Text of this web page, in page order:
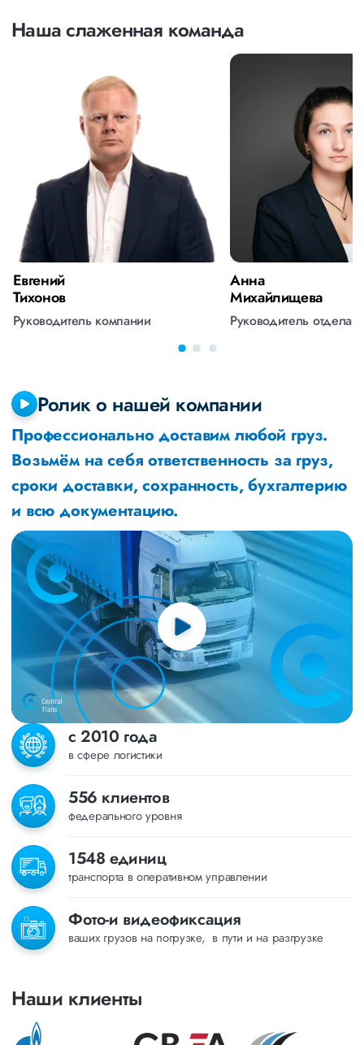
Наша слаженная команда
Евгений
Тихонов
Руководитель компании
Анна
Михайлищева
Руководитель отдела
Ролик о нашей компании
Профессионально доставим любой груз.
Возьмём на себя ответственность за груз,
сроки доставки, сохранность, бухгалтерию
и всю документацию.
с 2010 года
в сфере логистики
556 клиентов
федерального уровня
1548 единиц
транспорта в оперативном управлении
Фото-и видеофиксация
ваших грузов на погрузке, в пути и на разгрузке
Наши клиенты